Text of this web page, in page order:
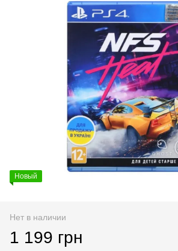
Новый
Нет в наличии
1 199 грн